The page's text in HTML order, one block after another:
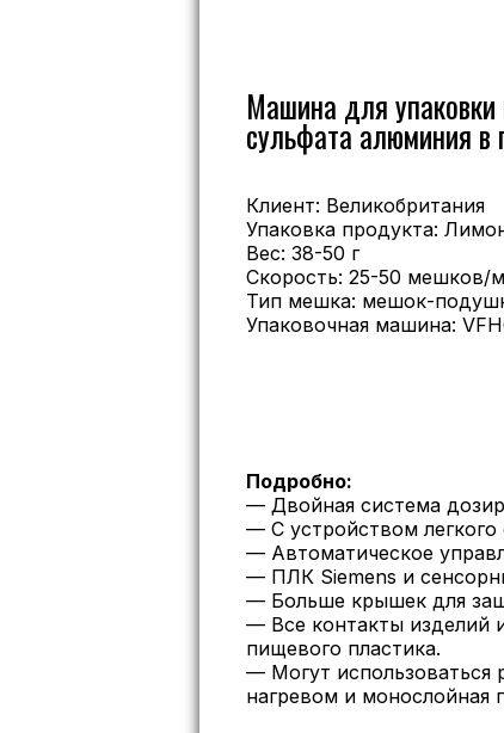
Машина для
сульфата алюминия в
Клиент: Великобритания
Упаковка продукта:
Вес: 38-50 г
Скорость: 25-50 мешков/
Тип мешка: мешок-
Упаковочная машина:
Подробно:
— Двойная система
— С устройством легкого
— Автоматическое
— ПЛК Siemens и
— Больше крышек для
— Все контакты изделий
пищевого пластика.
— Могут использоваться
нагревом и монослойная